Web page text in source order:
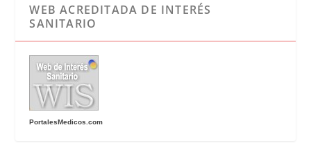
WEB ACREDITADA DE INTERÉS
SANITARIO
PortalesMedicos.com